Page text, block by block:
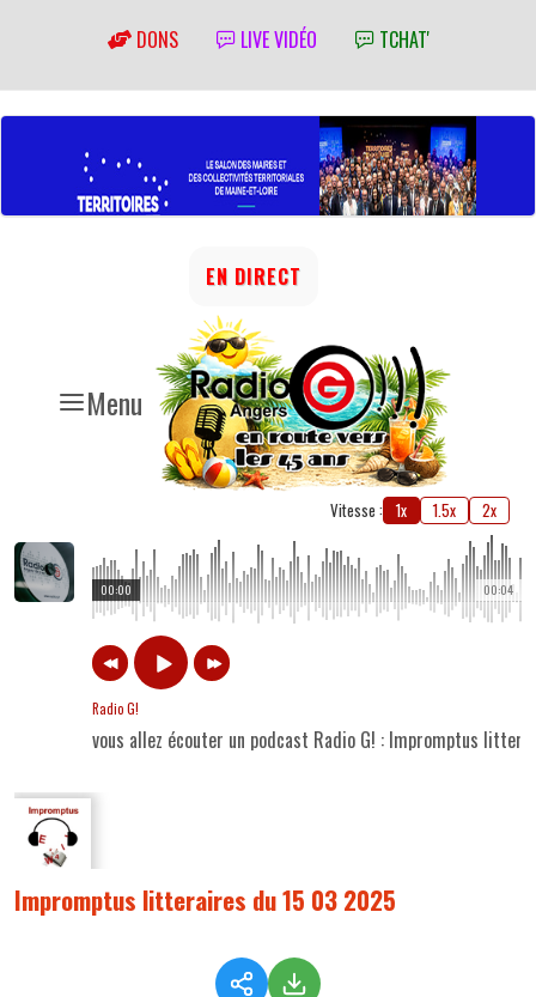
DONS LIVE VIDÉO TCHAT'
Menu
EN DIRECT
Vitesse : 1x 1.5x 2x
00:04
00:00
Radio G!
vous allez écouter un podcast Radio G! : Impromptus
Impromptus litteraires du 15 03 2025